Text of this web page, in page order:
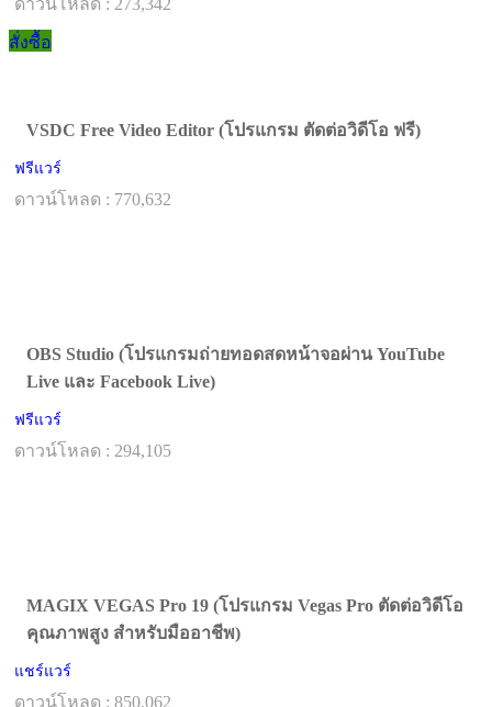
ดาวน์โหลด : 273,342
สั่งซื้อ
VSDC Free Video Editor (โปรแกรม ตัดต่อวิดีโอ ฟรี)
ฟรีแวร์
ดาวน์โหลด : 770,632
OBS Studio (โปรแกรมถ่ายทอดสดหน้าจอผ่าน YouTube
Live และ Facebook Live)
ฟรีแวร์
ดาวน์โหลด : 294,105
MAGIX VEGAS Pro 19 (โปรแกรม Vegas Pro ตัดต่อวิดีโอ
คุณภาพสูง สำหรับมืออาชีพ)
แชร์แวร์
ดาวน์โหลด : 850,062